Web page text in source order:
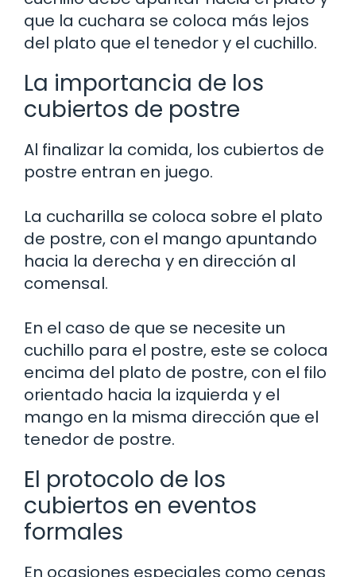
que la cuchara se coloca más lejos
del plato que el tenedor y el cuchillo.
La importancia de los
cubiertos de postre
Al finalizar la comida, los cubiertos de
postre entran en juego.
La cucharilla se coloca sobre el plato
de postre, con el mango apuntando
hacia la derecha y en dirección al
comensal.
En el caso de que se necesite un
cuchillo para el postre, este se coloca
encima del plato de postre, con el filo
orientado hacia la izquierda y el
mango en la misma dirección que el
tenedor de postre.
El protocolo de los
cubiertos en eventos
formales
En ocasiones especiales como cenas